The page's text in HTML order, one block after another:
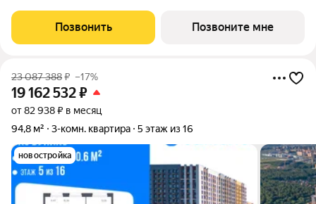
расположение 18 минут пешком до станции метро «Потапово»
и 12 минут на машине до
Позвонить Позвоните мне
23 087 388₽ –17%
19 162 532₽
от 82 938 ₽ в месяц
94,8 м²
3-комн. квартира 5 этаж из 16
новостройка